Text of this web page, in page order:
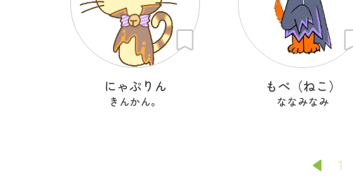
にゃぷりん
きんかん。
もぺ（ねこ）
ななみなみ
1